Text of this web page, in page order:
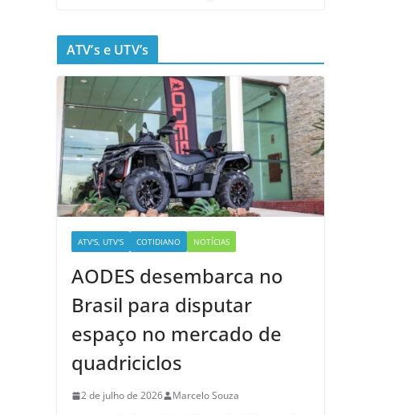
ATV’s e UTV’s
ATV'S, UTV'S COTIDIANO NOTÍCIAS
AODES desembarca no
Brasil para disputar
espaço no mercado de
quadriciclos
2 de julho de 2026 Marcelo Souza